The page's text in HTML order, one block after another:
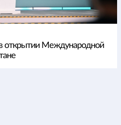
открытии Международной